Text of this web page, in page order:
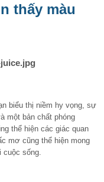
thấy màu
biểu thị niềm hy vọng, sự
một bản chất phóng
thể hiện các giác quan
mơ cũng thể hiện mong
cuộc sống.